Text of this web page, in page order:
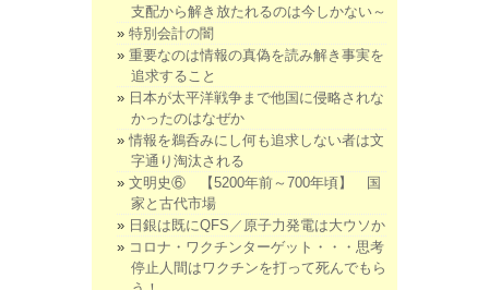
支配から解き放たれるのは今しかない～
特別会計の闇
重要なのは情報の真偽を読み解き事実を
追求すること
日本が太平洋戦争まで他国に侵略されな
かったのはなぜか
情報を鵜呑みにし何も追求しない者は文
字通り淘汰される
文明史⑥ 【5200年前～700年頃】 国
家と古代市場
日銀は既にQFS／原子力発電は大ウソか
コロナ・ワクチンターゲット・・・思考
停止人間はワクチンを打って死んでもら